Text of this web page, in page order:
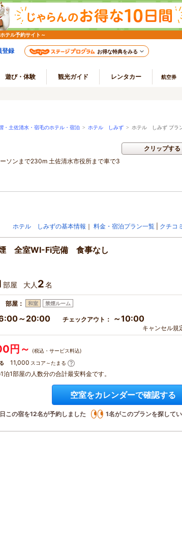
テル予約サイト～
登録 お得な特典をみる
遊び・体験 観光ガイド レンタカー 航空券
・土佐清水・宿毛のホテル・宿泊 > ホテル しみず > ホテル しみず プラ
ソンまで230m 土佐清水市役所まで車で3
クリップする
ホテル しみずの基本情報 ｜ 料金・宿泊プラン一覧 クチコ
全室WI-Fi完備 食事なし
部屋 大人 2名
部屋： 和室 禁煙ルーム
～20:00 チェックアウト： ～10:00
キャンセル規
円～ (税込・サービス料込)
11,000 スコア～たまる
1部屋の人数分の合計最安料金です。
空室をカレンダーで確認する
この宿を12名が予約しました 1名がこのプランを探して